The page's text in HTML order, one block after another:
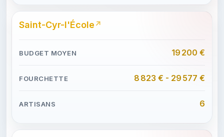
Saint-Cyr-l'École
19 200 €
8 823 € - 29 577 €
6